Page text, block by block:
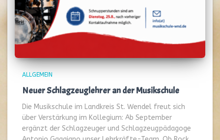
ALLGEMEIN
Neuer Schlagzeuglehrer an der Musikschule
Die Musikschule im Landkreis St. Wendel freut sich
über Verstärkung im Kollegium: Ab September
ergänzt der Schlagzeuger und Schlagzeugpädagoge